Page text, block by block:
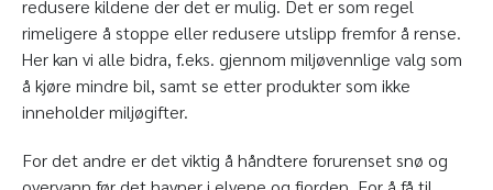
redusere kildene der det er mulig. Det er som regel
rimeligere å stoppe eller redusere utslipp fremfor å rense.
Her kan vi alle bidra, f.eks. gjennom miljøvennlige valg som
å kjøre mindre bil, samt se etter produkter som ikke
inneholder miljøgifter.
For det andre er det viktig å håndtere forurenset snø og